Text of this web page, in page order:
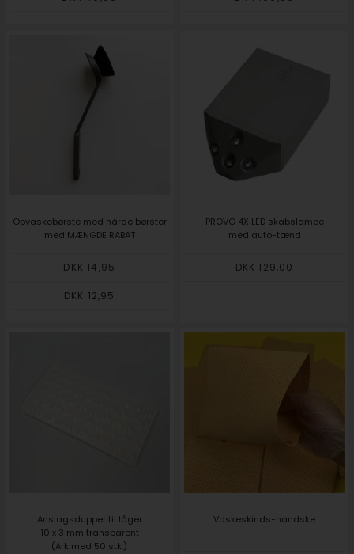
Opvaskebørste med hårde børster
med MÆNGDE RABAT
DKK 14,95
DKK 12,95
PROVO 4X LED skabslampe
med auto-tænd
DKK 129,00
Anslagsdupper til låger
10 x 3 mm transparent
(Ark med 50 stk.)
Vaskeskinds-handske